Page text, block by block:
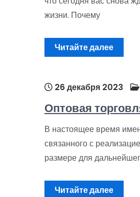
жизни. Почему
Читайте далее
26 декабря 2023
Оптовая
В настоящее время
связанного с
размере для
Читайте далее